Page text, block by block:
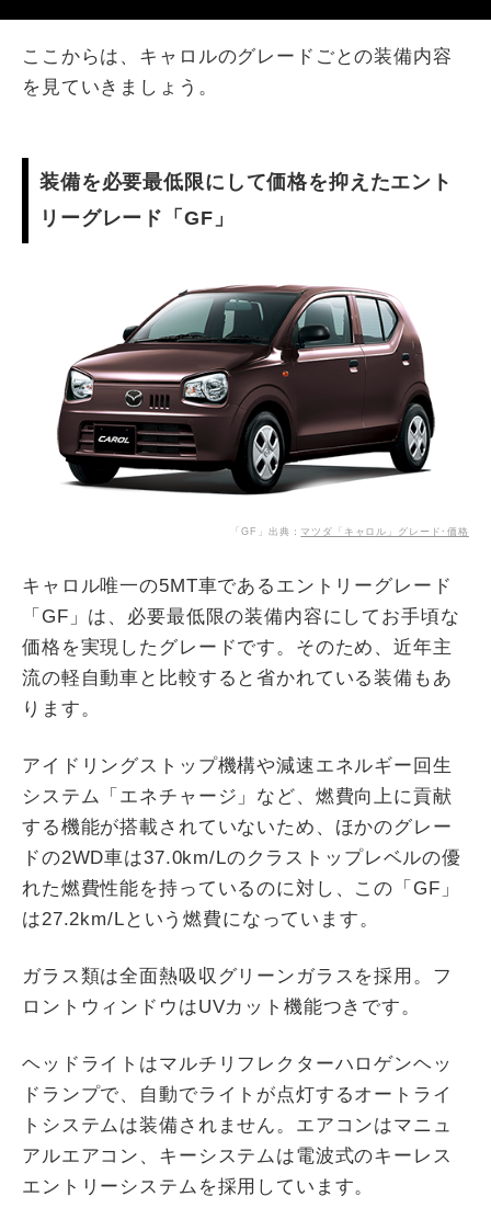
ここからは、キャロルのグレードごとの装備内容
を見ていきましょう。
装備を必要最低限にして価格を抑えたエント
リーグレード「GF」
「GF」出典： マツダ「キャロル」グレード･価格
キャロル唯一の5MT車であるエントリーグレード
「GF」は、必要最低限の装備内容にしてお手頃な
価格を実現したグレードです。そのため、近年主
流の軽自動車と比較すると省かれている装備もあ
ります。
アイドリングストップ機構や減速エネルギー回生
システム「エネチャージ」など、燃費向上に貢献
する機能が搭載されていないため、ほかのグレー
ドの2WD車は37.0km/Lのクラストップレベルの優
れた燃費性能を持っているのに対し、この「GF」
は27.2km/Lという燃費になっています。
ガラス類は全面熱吸収グリーンガラスを採用。フ
ロントウィンドウはUVカット機能つきです。
ヘッドライトはマルチリフレクターハロゲンヘッ
ドランプで、自動でライトが点灯するオートライ
トシステムは装備されません。エアコンはマニュ
アルエアコン、キーシステムは電波式のキーレス
エントリーシステムを採用しています。